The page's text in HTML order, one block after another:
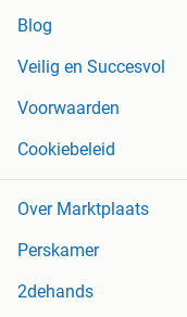
Blog
Veilig en Succesvol
Voorwaarden
Cookiebeleid
Over Marktplaats
Perskamer
2dehands